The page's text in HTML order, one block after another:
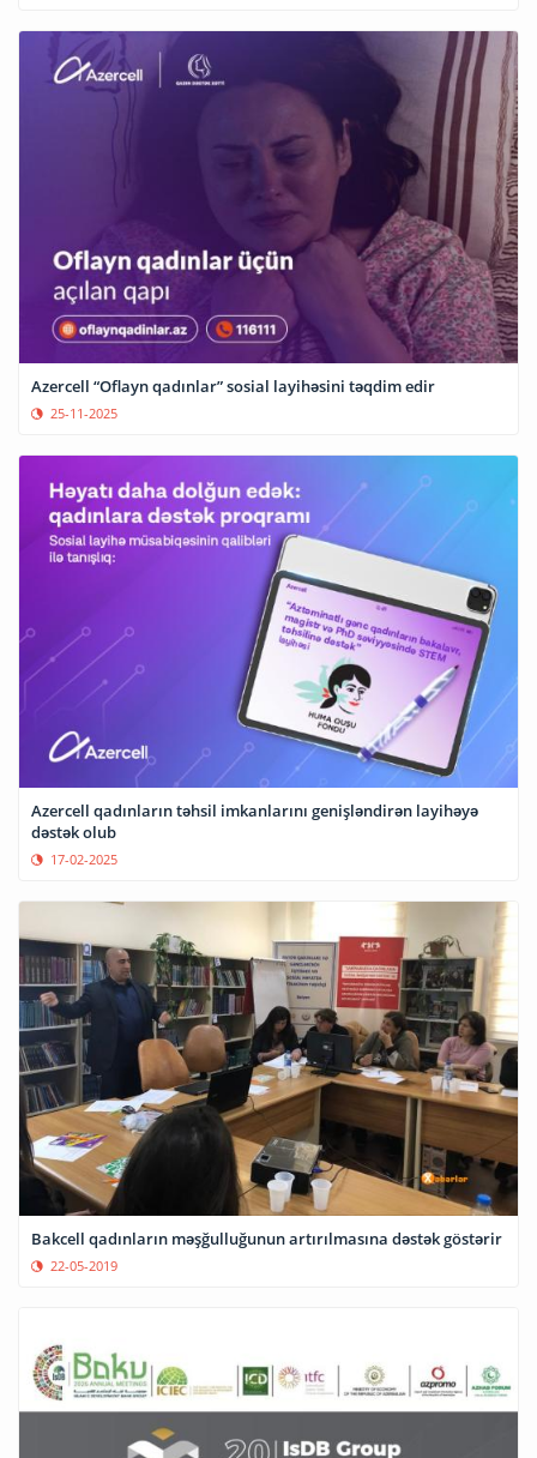
Azercell “Oflayn qadınlar” sosial layihəsini təqdim edir
25-11-2025
Azercell qadınların təhsil imkanlarını genişləndirən layihəyə
dəstək olub
17-02-2025
Bakcell qadınların məşğulluğunun artırılmasına dəstək göstərir
22-05-2019